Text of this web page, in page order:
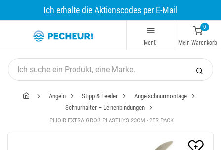
Ich erhalte die Aktionscodes per E-Mail
Menü
0
Mein Warenkorb
Angeln Stipp & Feeder
Angelschnurmontage
Schnurhalter – Leinenbindungen
PLIOIR EXTRA GROß PLASTILYS 23CM - 2ER PACK